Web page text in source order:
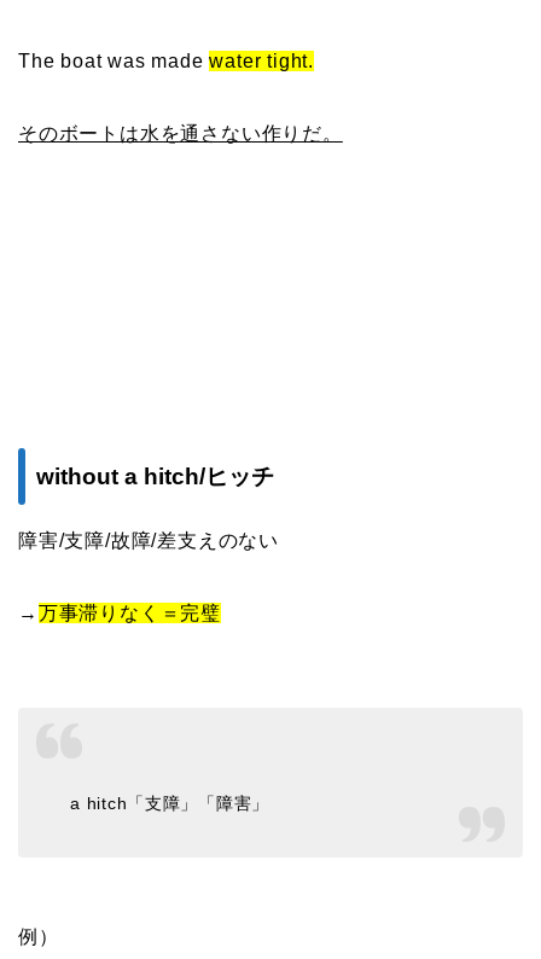
The boat was madewater tight.
そのボートは水を通さない作りだ。
without a hitch/ヒッチ
障害/支障/故障/差支えのない
→ 万事滞りなく＝完璧
a hitch「支障」「障害」
例）